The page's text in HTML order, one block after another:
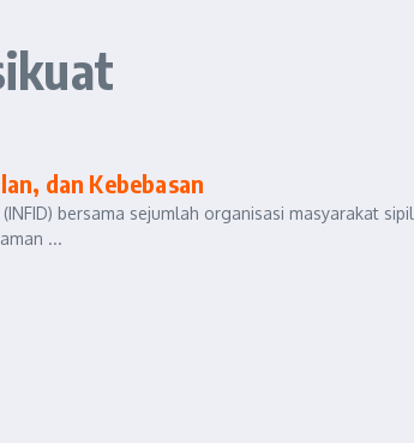
dan Kebebasan
bersama sejumlah organisasi masyarakat sipil
...